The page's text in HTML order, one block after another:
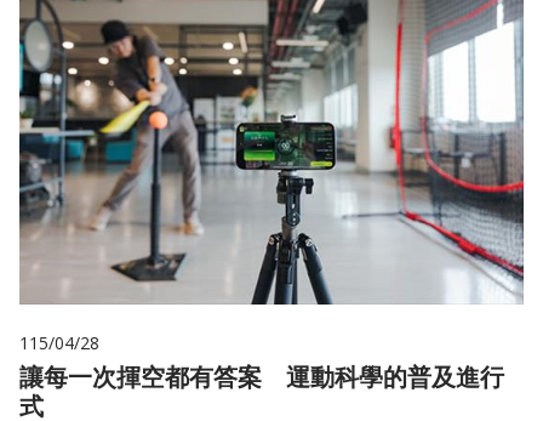
115/04/28
讓每一次揮空都有答案 運動科學的普及進行
式